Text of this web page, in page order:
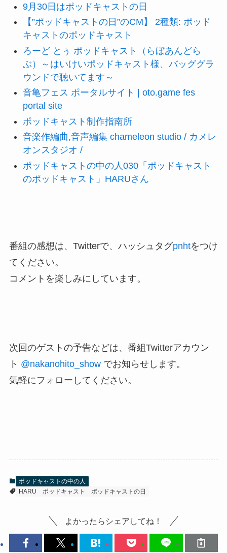
9月30日はポッドキャストの日
【”ポッドキャストの日”のCM】 2種類: ポッド
キャストのポッドキャスト
ろーど とぅ ポッドキャスト（らぼあんどら
ぶ）～はいけいポッドキャスト様、バッググラ
ウンドで聴いてます～
音亀フェス ポータルサイト | oto.game fes
portal site
ポッドキャスト制作指南所
音楽作編曲,音声編集 chameleon studio / カメレ
オンスタジオ /
ポッドキャストの中の人030「ポッドキャスト
のポッドキャスト」HARUさん
番組の感想は、Twitterで、ハッシュタグpnhtをつけ
てください。
コメントを楽しみにしています。
次回のゲストの予告などは、番組Twitterアカウン
ト @nakanohito_showでお知らせします。
気軽にフォローしてください。
ポッドキャストの中の人
HARU
ポッドキャスト ポッドキャストの日
よかったらシェアしてね！